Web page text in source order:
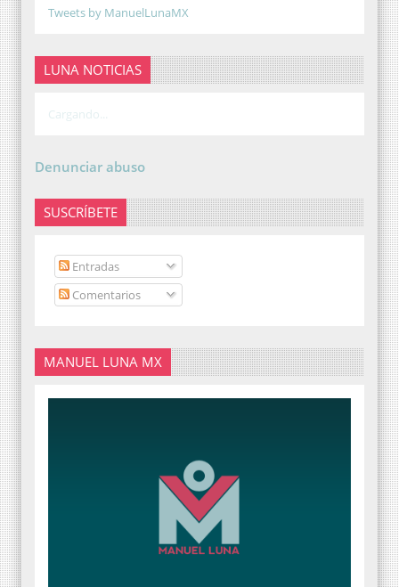
Tweets by ManuelLunaMX
LUNA NOTICIAS
Cargando...
Denunciar abuso
SUSCRÍBETE
Entradas
Comentarios
MANUEL LUNA MX